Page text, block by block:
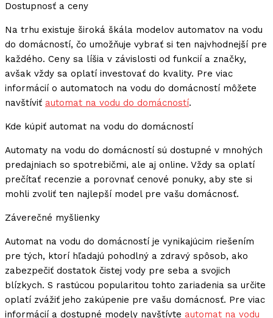
Dostupnosť a ceny
Na trhu existuje široká škála modelov automatov na vodu
do domácností, čo umožňuje vybrať si ten najvhodnejší pre
každého. Ceny sa líšia v závislosti od funkcií a značky,
avšak vždy sa oplatí investovať do kvality. Pre viac
informácií o automatoch na vodu do domácností môžete
navštíviť automat na vodu do domácností.
Kde kúpiť automat na vodu do domácností
Automaty na vodu do domácností sú dostupné v mnohých
predajniach so spotrebičmi, ale aj online. Vždy sa oplatí
prečítať recenzie a porovnať cenové ponuky, aby ste si
mohli zvoliť ten najlepší model pre vašu domácnosť.
Záverečné myšlienky
Automat na vodu do domácností je vynikajúcim riešením
pre tých, ktorí hľadajú pohodlný a zdravý spôsob, ako
zabezpečiť dostatok čistej vody pre seba a svojich
blízkych. S rastúcou popularitou tohto zariadenia sa určite
oplatí zvážiť jeho zakúpenie pre vašu domácnosť. Pre viac
informácií a dostupné modely navštívte automat na vodu